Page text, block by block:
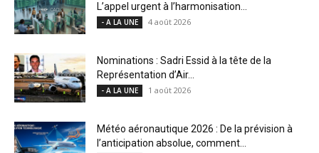
L’appel urgent à l’harmonisation...
- A LA UNE 4 août 2026
Nominations : Sadri Essid à la tête de la
Représentation d’Air...
- A LA UNE 1 août 2026
Météo aéronautique 2026 : De la prévision à
l’anticipation absolue, comment...